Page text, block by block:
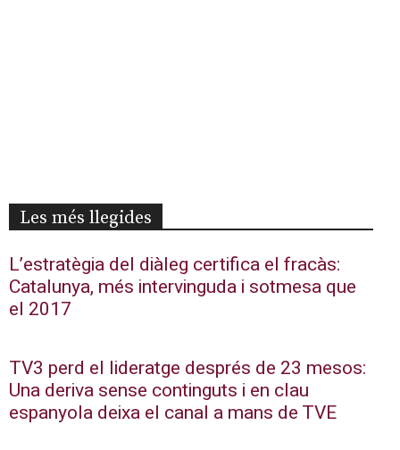
Les més llegides
L’estratègia del diàleg certifica el fracàs:
Catalunya, més intervinguda i sotmesa que
el 2017
TV3 perd el lideratge després de 23 mesos:
Una deriva sense continguts i en clau
espanyola deixa el canal a mans de TVE